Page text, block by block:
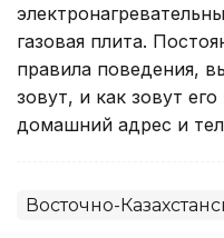
газовая плита.
правила поведения,
зовут, и как зовут
домашний адрес и
Восточно-